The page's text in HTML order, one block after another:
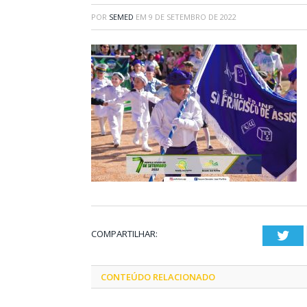
POR SEMED EM 9 DE SETEMBRO DE 2022
COMPARTILHAR:
CONTEÚDO RELACIONADO